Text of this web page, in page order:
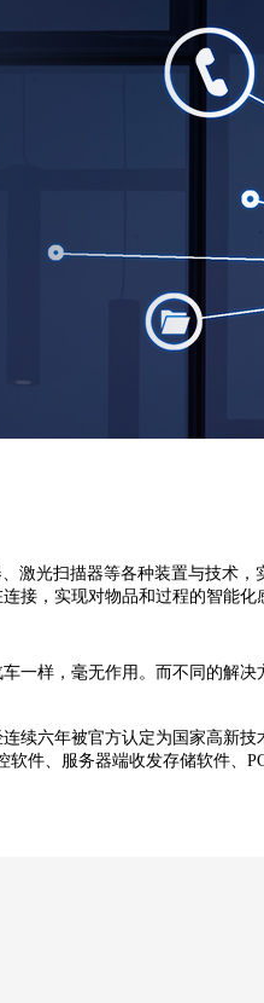
激光扫描器等各种装置与技术
接，实现对物品和过程的智能
一样，毫无作用。而不同的解
续六年被官方认定为国家高新
件、服务器端收发存储软件、